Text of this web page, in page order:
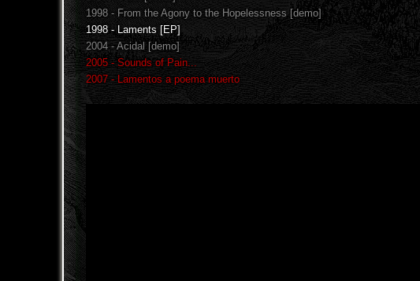
1998 - From the Agony to the Hopelessness [demo]
1998 - Laments [EP]
2004 - Acidal [demo]
2005 - Sounds of Pain...
2007 - Lamentos a poema muerto